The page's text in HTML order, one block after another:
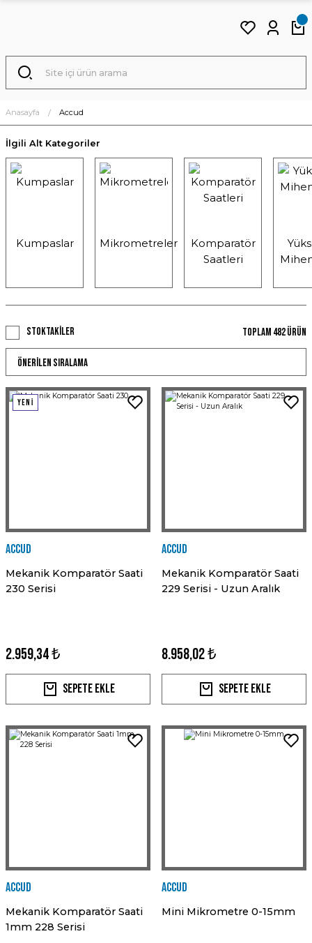
Anasayfa Accud
İlgili Alt Kategoriler
Kumpaslar Mikrometreler
Komparatör
Saatleri
Stoktakiler Toplam 482 ürün
YENİ
Accud
Mekanik Komparatör Saati
230 Serisi
2.959,34 ₺
Sepete Ekle
Accud
Mekanik Komparatör Saati
229 Serisi - Uzun Aralık
8.958,02 ₺
Sepete Ekle
Accud
Mekanik Komparatör Saati
1mm 228 Serisi
Accud
Mini Mikrometre 0-15mm